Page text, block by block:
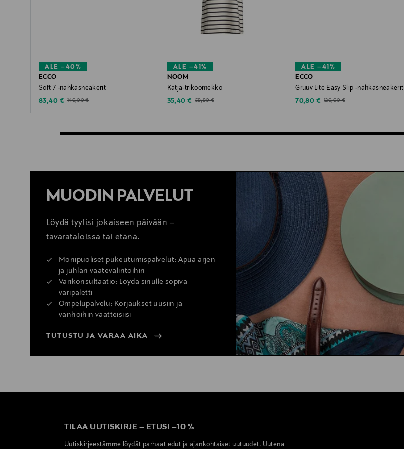
ALE –40%
ECCO
Soft 7 -nahkasneakerit
Discounted Price
83,40 € Original Price
140,00 €
ALE –41%
NOOM
Katja-trikoomekko
Discounted Price
35,40 € Original Price
59,90 €
ALE –41%
ECCO
Gruuv Lite Easy Slip -nahkasneakerit
Discounted Price
70,80 € Original Price
120,00 €
MUODIN PALVELUT
Löydä tyylisi jokaiseen päivään –
tavarataloissa tai etänä.
Monipuoliset pukeutumispalvelut: Apua arjen
ja juhlan vaatevalintoihin
Värikonsultaatio: Löydä sinulle sopiva
väripaletti
Ompelupalvelu: Korjaukset uusiin ja
vanhoihin vaatteisiisi
TUTUSTU JA VARAA AIKA
TILAA UUTISKIRJE – ETUSI –10 %
Uutiskirjeestämme löydät parhaat edut ja ajankohtaiset uutuudet. Uutena